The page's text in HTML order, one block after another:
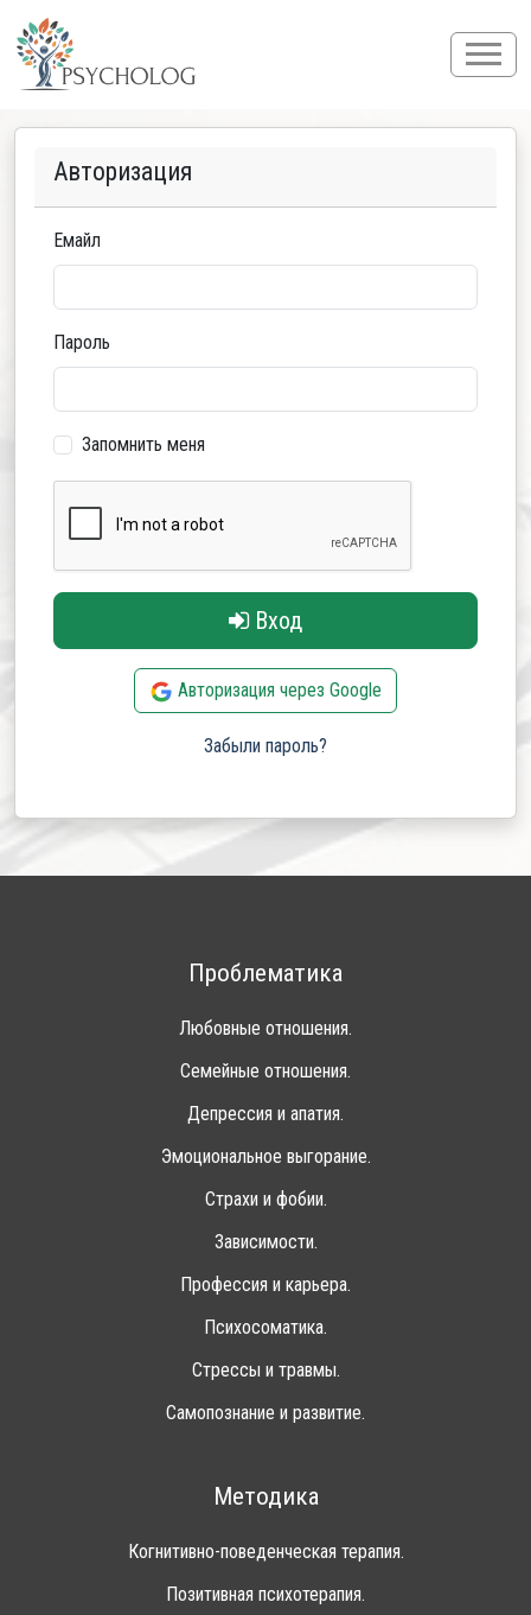
Авторизация
Емайл
Пароль
Запомнить меня
Вход
Авторизация через Google
Забыли пароль?
Проблематика
Любовные отношения.
Семейные отношения.
Депрессия и апатия.
Эмоциональное выгорание.
Страхи и фобии.
Зависимости.
Профессия и карьера.
Психосоматика.
Стрессы и травмы.
Самопознание и развитие.
Методика
Когнитивно-поведенческая терапия.
Позитивная психотерапия.